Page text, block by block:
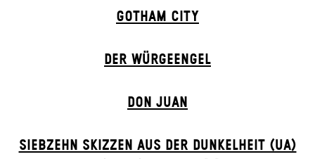
GOTHAM CITY
DER WÜR­GE­ENG­EL
DON JUAN
SIEBZEHN SKIZZEN AUS DER DUNKELHEIT (UA)